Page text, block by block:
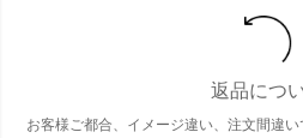
返品につ
お客様ご都合、イメージ違い、注文間違